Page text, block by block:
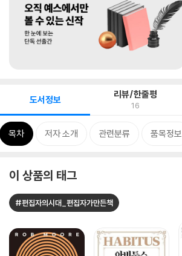
도서정보 리뷰/한줄평
16
목차 저자 소개 관련분류 품목정보
이 상품의 태그
#편집자의시대_편집자가만든책